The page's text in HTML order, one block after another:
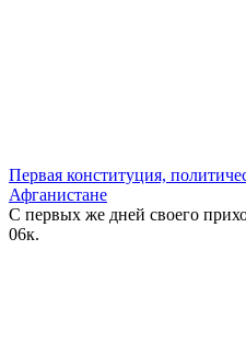
Первая конституция,
Афганистане
С первых же дней своего
06к.